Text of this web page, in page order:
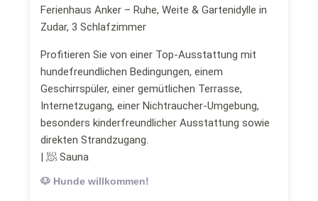
Ferienhaus Anker – Ruhe, Weite & Gartenidylle in
Zudar, 3 Schlafzimmer
Profitieren Sie von einer Top-Ausstattung mit
hundefreundlichen Bedingungen, einem
Geschirrspüler, einer gemütlichen Terrasse,
Internetzugang, einer Nichtraucher-Umgebung,
besonders kinderfreundlicher Ausstattung sowie
direkten Strandzugang.
| 🧖 Sauna
🐶 Hunde willkommen!